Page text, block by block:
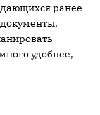
ранее
удобнее,